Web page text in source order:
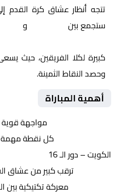
تتجه أنظار عشاق كرة القدم
ستجمع بين
و
كبيرة لكلا الفريقين، حيث
وحصد النقاط الثمينة.
أهمية المباراة
مواجهة
كل نقطة مهمة
الكويت – دور الـ 16
ترقب كبير من عشاق
معركة تكتيكية بين